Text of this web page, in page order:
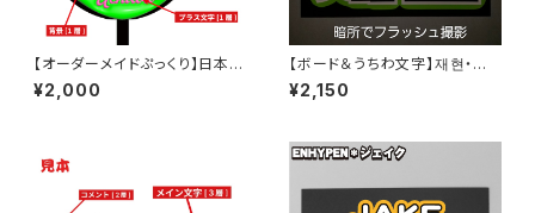
【オーダーメイドぷっくり】日本語
専用・ぷっくりハート型うちわ文
字【プリントうちわ文字】
¥2,000
【ボード＆うちわ文字】재현・ジェ
ヒョン③(反射シート) 【NCT】
¥2,150